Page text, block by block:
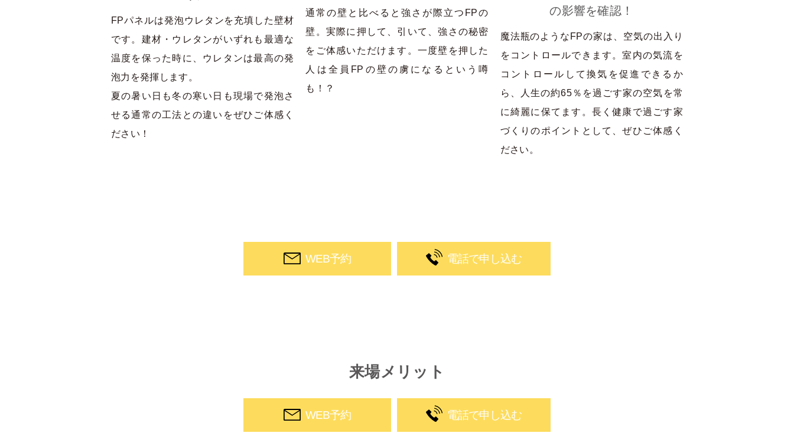
FPパネルは発泡ウレタンを充填した壁材
です。建材・ウレタンがいずれも最適な
温度を保った時に、ウレタンは最高の発
泡力を発揮します。
夏の暑い日も冬の寒い日も現場で発泡さ
せる通常の工法との違いをぜひご体感く
ださい！
通常の壁と比べると強さが際立つFPの
壁。実際に押して、引いて、強さの秘密
をご体感いただけます。一度壁を押した
人は全員FPの壁の虜になるという噂
も！？
の影響を確認！
魔法瓶のようなFPの家は、空気の出入り
をコントロールできます。室内の気流を
コントロールして換気を促進できるか
ら、人生の約65％を過ごす家の空気を常
に綺麗に保てます。長く健康で過ごす家
づくりのポイントとして、ぜひご体感く
ださい。
WEB予約 電話で申し込む
来場メリット
WEB予約 電話で申し込む